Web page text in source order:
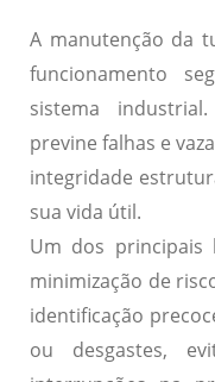
A manutenção da
funcionamento
sistema
previne falhas e
integridade
sua vida útil.
Um dos principais
minimização de
identificação
ou desgastes,